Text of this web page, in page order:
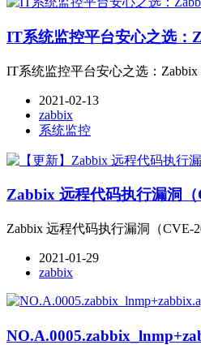
IT系统监控平台安心之选：
IT系统监控平台安心之选：Zabbix
2021-02-13
zabbix
系统监控
Zabbix 远程代码执行漏洞（
Zabbix 远程代码执行漏洞（CVE-
2021-01-29
zabbix